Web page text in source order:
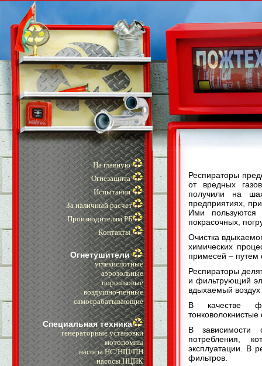
На главную
Огнезащита
Испытания
За наличный расчет
Производителям РБ
Контакты
Огнетушители
углекислотные
аэрозольные
порошковые
воздушно-пенные
самосрабатывающие
Специальная техника
генераторные установки
мотопомпы
насосы НС/НШ/ПН
насосы НЦПК
Респираторы
от вредных
получили на
предприятиях,
Ими пользуются
покрасочных,
Очистка
химических
примесей – путем
Респираторы
и фильтрующий
вдыхаемый
В качестве
В зависимости
потребления,
эксплуатации. В
фильтров.